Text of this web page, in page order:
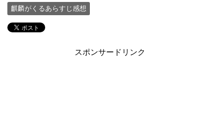
麒麟がくるあらすじ感想
スポンサードリンク